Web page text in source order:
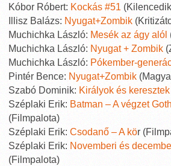
Kóbor Róbert: Kockás #51
Illisz Balázs: Nyugat+Zombik
Muchichka László: Mesék az ágy alól
Muchichka László: Nyugat + Zombik
Muchichka László: Pókember-
Pintér Bence: Nyugat+Zombik
Szabó Dominik: Királyok és keresztek
Széplaki Erik: Batman – A végzet
(Filmpalota)
Széplaki Erik: Csodanő – A kör
Széplaki Erik: Novemberi és
(Filmpalota)